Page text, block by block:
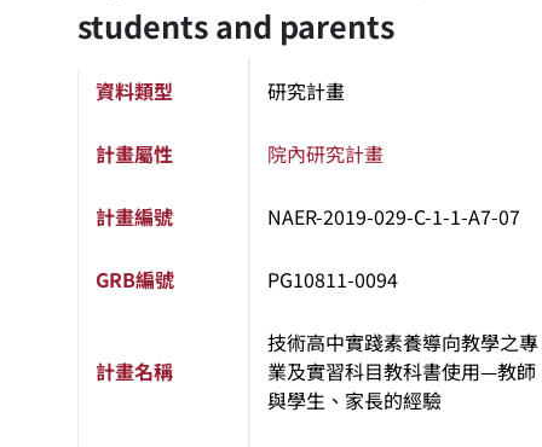
students and parents
資料類型 研究計畫
計畫屬性 院內研究計畫
計畫編號 NAER-2019-029-C-1-1-A7-07
GRB編號 PG10811-0094
計畫名稱
技術高中實踐素養導向教學之專
業及實習科目教科書使用—教師
與學生、家長的經驗